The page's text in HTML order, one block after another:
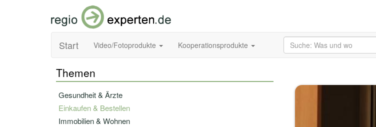
Start Video/Fotoprodukte Kooperationsprodukte
Themen
Gesundheit & Ärzte
Einkaufen & Bestellen
Immobilien & Wohnen